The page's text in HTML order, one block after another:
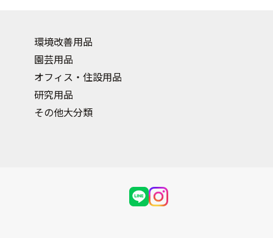
環境改善用品
園芸用品
オフィス・住設用品
研究用品
その他大分類